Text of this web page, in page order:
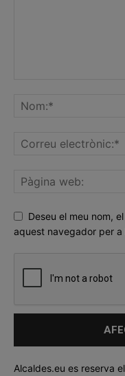
Deseu el meu nom,
aquest navegador per
Alcaldes.eu es reserva